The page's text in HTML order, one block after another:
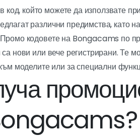
който можете да използвате
различни предимства, като
кодовете на Bongacams по
нови или вече регистрирани. Те
моделите или за специални